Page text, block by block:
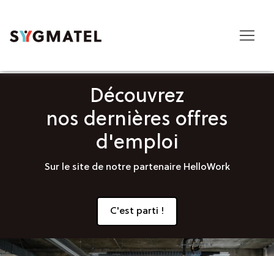
Découvrez
nos dernières offres
d'emploi
Sur le site de notre partenaire HelloWork
C'est parti !